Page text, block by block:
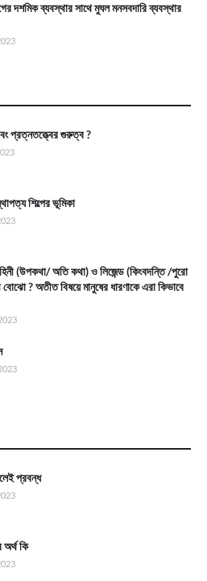
দশমিক ব্যবস্থার সাথে মুঘল মনসবদারি ব্যবস্থার
প্রত্নতত্ত্বের গুরুত্ব ?
শিল্পের ভূমিকা
(উপকথা/ অতি কথা) ও লিজেন্ড (কিংবদন্তি /পুরো
বোঝো ? অতীত বিষয়ে মানুষের ধারণাকে এরা কিভাবে
প্রবন্ধ
অর্থ কি